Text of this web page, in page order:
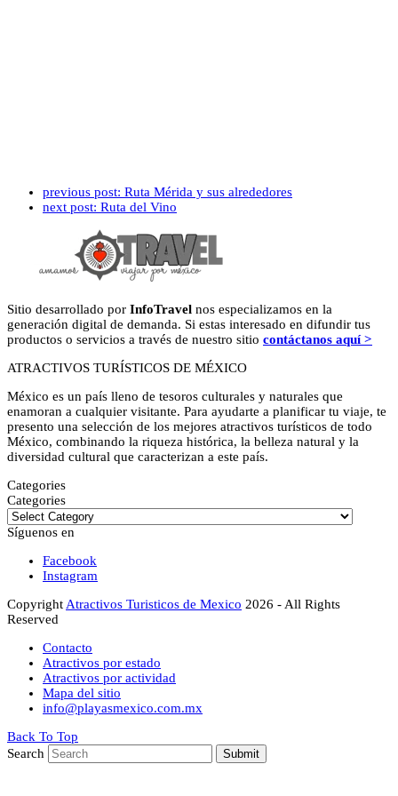
previous post: Ruta Mérida y sus alrededores
next post: Ruta del Vino
Sitio desarrollado por InfoTravel nos especializamos en la
generación digital de demanda. Si estas interesado en difundir tus
productos o servicios a través de nuestro sitio contáctanos aquí >
ATRACTIVOS TURÍSTICOS DE MÉXICO
México es un país lleno de tesoros culturales y naturales que
enamoran a cualquier visitante. Para ayudarte a planificar tu viaje, te
presento una selección de los mejores atractivos turísticos de todo
México, combinando la riqueza histórica, la belleza natural y la
diversidad cultural que caracterizan a este país.
Categories
Categories
Síguenos en
Facebook
Instagram
CopyrightAtractivos Turisticos de Mexico 2026 - All Rights
Reserved
Contacto
Atractivos por estado
Atractivos por actividad
Mapa del sitio
info@playasmexico.com.mx
Back To Top
Search
Submit